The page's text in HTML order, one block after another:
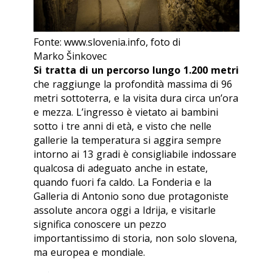
Fonte: www.slovenia.info, foto di
Marko Šinkovec
Si tratta di un percorso lungo 1.200 metri
che raggiunge la profondità massima di 96
metri sottoterra, e la visita dura circa un’ora
e mezza. L’ingresso è vietato ai bambini
sotto i tre anni di età, e visto che nelle
gallerie la temperatura si aggira sempre
intorno ai 13 gradi è consigliabile indossare
qualcosa di adeguato anche in estate,
quando fuori fa caldo. La Fonderia e la
Galleria di Antonio sono due protagoniste
assolute ancora oggi a Idrija, e visitarle
significa conoscere un pezzo
importantissimo di storia, non solo slovena,
ma europea e mondiale.